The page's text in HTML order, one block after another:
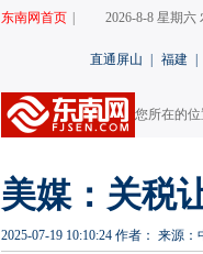
东南网首页 2026-8-8 星期六
直通屏山 福建
您所在的位
美媒：关税
2025-07-19 10:10:24 作者： 来源：